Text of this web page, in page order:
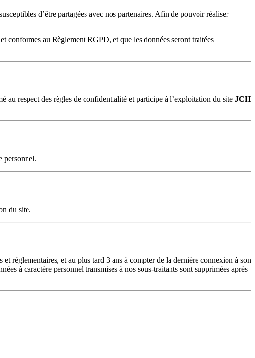
d’être partagées avec nos partenaires. Afin de pouvoir réaliser
conformes au Règlement RGPD, et que les données seront traitées
au respect des règles de confidentialité et participe à l’exploitation du site JCH
personnel.
du site.
réglementaires, et au plus tard 3 ans à compter de la dernière connexion à son
à caractère personnel transmises à nos sous-traitants sont supprimées après